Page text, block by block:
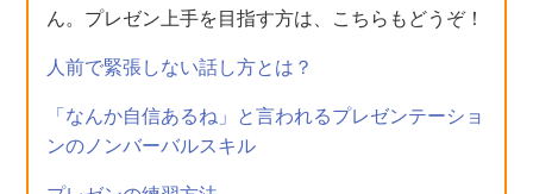
ん。プレゼン上手を目指す方は、こちらもどうぞ！
人前で緊張しない話し方とは？
「なんか自信あるね」と言われるプレゼンテーショ
ンのノンバーバルスキル